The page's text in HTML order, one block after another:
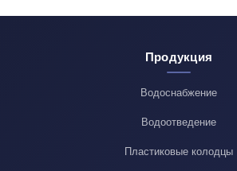
Продукция
Водоснабжение
Водоотведение
Пластиковые колодцы